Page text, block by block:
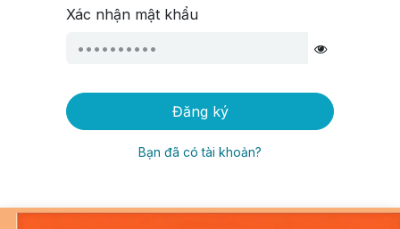
Xác nhận mật khẩu
Đăng ký
Bạn đã có tài khoản?